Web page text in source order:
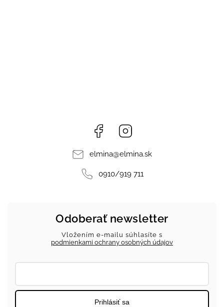
Facebook
elmina@elmina.sk
0910/919 711
Odoberať newsletter
Vložením e-mailu súhlasíte s
podmienkami ochrany osobných údajov
Prihlásiť sa